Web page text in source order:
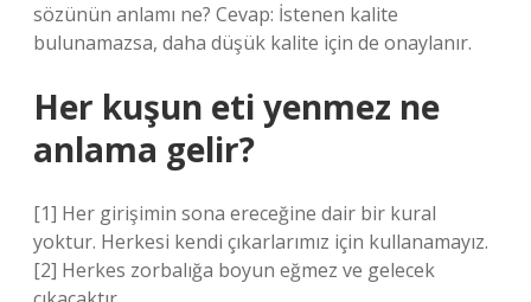
sözünün anlamı ne? Cevap: İstenen kalite
bulunamazsa, daha düşük kalite için de onaylanır.
Her kuşun eti yenmez ne
anlama gelir?
[1] Her girişimin sona ereceğine dair bir kural
yoktur. Herkesi kendi çıkarlarımız için kullanamayız.
[2] Herkes zorbalığa boyun eğmez ve gelecek